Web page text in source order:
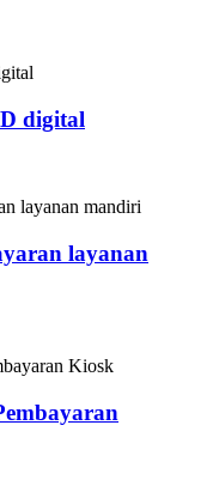
digital
layanan